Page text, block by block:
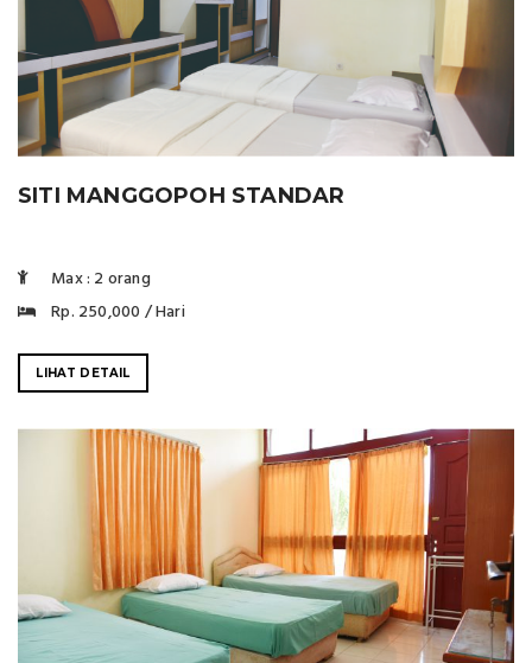
SITI MANGGOPOH STANDAR
Max : 2 orang
Rp. 250,000 / Hari
LIHAT DETAIL